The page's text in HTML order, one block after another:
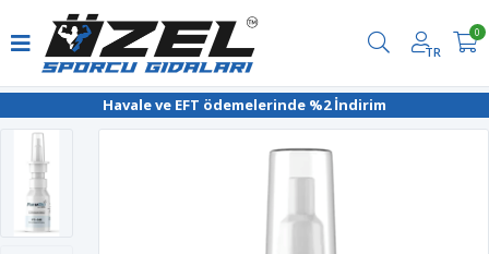
Havale ve EFT ödemelerinde %2 İndirim
TR
0